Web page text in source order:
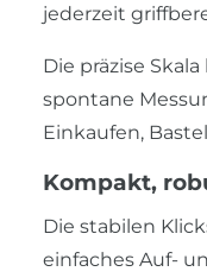
jederzeit
Die präzise
spontane
Einkaufen,
Kompakt,
Die stabilen
einfaches Auf-